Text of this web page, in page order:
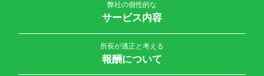
弊社の個性的な
サービス内容
所長が適正と考える
報酬について